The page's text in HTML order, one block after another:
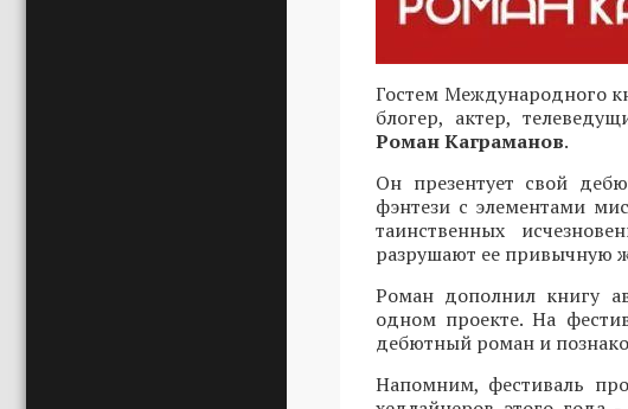
Гостем Международного
блогер, актер,
Роман Каграманов.
Он презентует свой
фэнтези с элементами
таинственных
разрушают ее привычную
Роман дополнил книгу
одном проекте. На
дебютный роман и
Напомним, фестиваль